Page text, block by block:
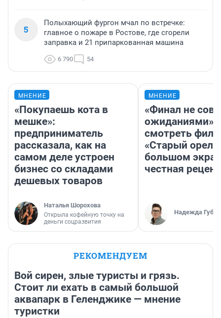
5
Полыхающий фургон мчал по встречке:
главное о пожаре в Ростове, где сгорели
заправка и 21 припаркованная машина
6 790 54
МНЕНИЕ
«Покупаешь кота в
мешке»:
предприниматель
рассказала, как на
самом деле устроен
бизнес со складами
дешевых товаров
Наталья Шорохова
Открыла кофейную точку на
деньги соцразвития
МНЕНИЕ
«Финал не
ожиданиями»:
смотреть
«Старый орел»
большом
честная
Надежда
РЕКОМЕНДУЕМ
Вой сирен, злые туристы и грязь.
Стоит ли ехать в самый большой
аквапарк в Геленджике — мнение
туристки